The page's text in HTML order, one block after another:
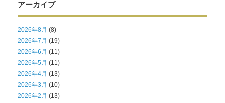
アーカイブ
2026年8月 (8)
2026年7月 (19)
2026年6月 (11)
2026年5月 (11)
2026年4月 (13)
2026年3月 (10)
2026年2月 (13)